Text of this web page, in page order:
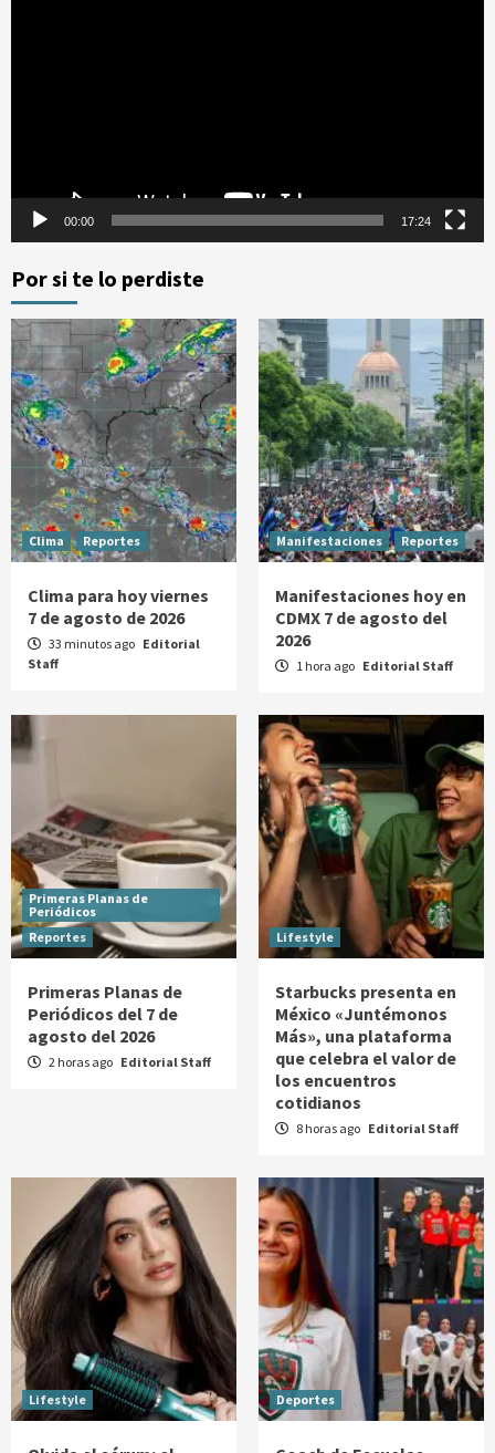
00:00 17:24
Por si te lo perdiste
Clima Reportes
Clima para hoy viernes
7 de agosto de 2026
33 minutos ago Editorial
Staff
Manifestaciones Reportes
Manifestaciones hoy en
CDMX 7 de agosto del
2026
1 hora ago Editorial Staff
Primeras Planas de
Periódicos
Reportes
Primeras Planas de
Periódicos del 7 de
agosto del 2026
2 horas ago Editorial Staff
Lifestyle
Starbucks presenta en
México «Juntémonos
Más», una plataforma
que celebra el valor de
los encuentros
cotidianos
8 horas ago Editorial Staff
Lifestyle Deportes